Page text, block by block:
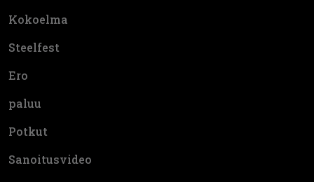
Kokoelma
Steelfest
Ero
paluu
Potkut
Sanoitusvideo